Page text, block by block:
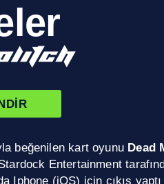
beğenilen kart oyunu Dead
Entertainment
Iphone (iOS) için çıkış